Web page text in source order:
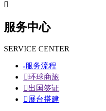

服务中心
SERVICE CENTER
 服务流程
环球商旅
出国签证
 展台搭建